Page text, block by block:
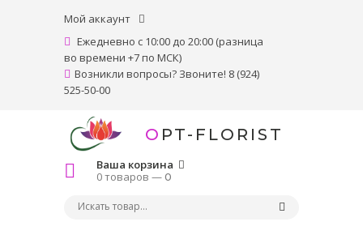
Мой аккаунт
Ежедневно с 10:00 до 20:00 (разница
во времени +7 по МСК)
Возникли вопросы? Звоните! 8 (924)
525-50-00
OPT-FLORIST
Ваша корзина
0 товаров —0